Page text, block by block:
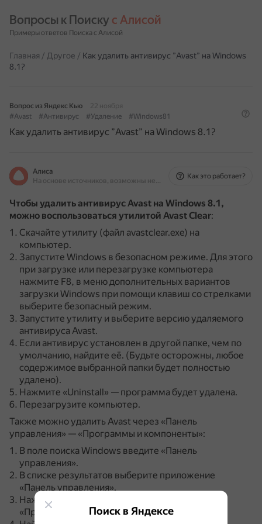
Вопросы к Поиску с Алисой
Примеры ответов Поиска с Алисой
Главная / Другое / Как удалить антивирус ”Avast” на Windows
8.1?
Вопрос из Яндекс Кью
22 ноября
#Avast
#Антивирус #Удаление #Windows81
Как удалить антивирус ”Avast” на Windows 8.1?
Алиса
На основе источников, возможны неточности
Как это работает?
Чтобы удалить антивирус Avast на Windows 8.1,
можно воспользоваться утилитой Avast Clear:
Скачайте утилиту (файл avastclear.exe) на
компьютер.
Запустите Windows в безопасном режиме. Для этого
при загрузке или перезагрузке компьютера
нажмите F8, в меню дополнительных вариантов
загрузки Windows при помощи клавиш со стрелками
выберите безопасный режим.
Запустите утилиту и выберите версию удаляемого
антивируса Avast.
Если антивирус установлен в другой папке, чем по
умолчанию, найдите её. (Будьте осторожны, любое
содержимое выбранной папки будет полностью
удалено).
Нажмите «Uninstall» — программа будет удалена.
Перезагрузите компьютер.
Также можно удалить Avast через «Панель
управления» — «Программы и компоненты»:
В поле поиска Windows введите «Панель
управления».
В списке результатов выберите приложение
«Панель управления».
Нажмите «Удалить программу» в разделе
«Программы».
Поиск в Яндексе